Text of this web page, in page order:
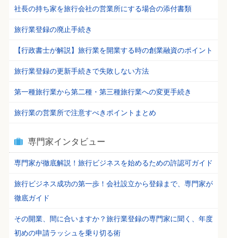
社長の持ち家を旅行会社の営業所にする場合の添付書類
旅行業登録の廃止手続き
【行政書士が解説】旅行業を開業する時の創業融資のポイント
旅行業登録の更新手続きで失敗しない方法
第一種旅行業から第二種・第三種旅行業への変更手続き
旅行業の営業所で注意すべきポイントまとめ
専門家インタビュー
専門家が徹底解説！旅行ビジネスを始めるための許認可ガイド
旅行ビジネス成功の第一歩！会社設立から登録まで、専門家が
徹底ガイド
その開業、間に合いますか？旅行業登録の専門家に聞く、年度
初めの申請ラッシュを乗り切る術